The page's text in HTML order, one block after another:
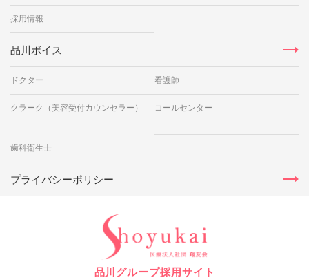
採用情報
品川ボイス
ドクター 看護師
クラーク（美容受付カウンセラー） コールセンター
歯科衛生士
プライバシーポリシー
品川グループ採用サイト